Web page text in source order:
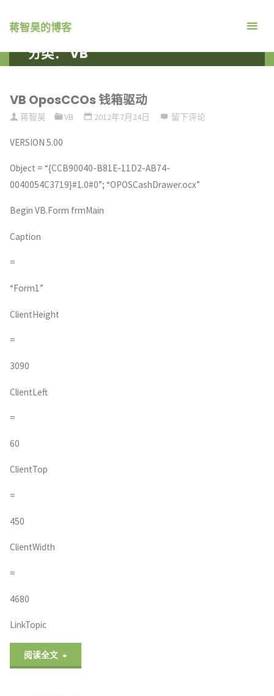
蒋智昊的博客
分类：VB
VB OposCCOs 钱箱驱动
蒋智昊 VB 2012年7月24日 留下评论
VERSION 5.00
Object = “{CCB90040-B81E-11D2-AB74-
0040054C3719}#1.0#0”; “OPOSCashDrawer.ocx”
Begin VB.Form frmMain
Caption
=
“Form1”
ClientHeight
=
3090
ClientLeft
=
60
ClientTop
=
450
ClientWidth
=
4680
LinkTopic
阅读全文